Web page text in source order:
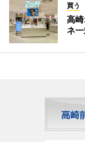
買う
高
ネ